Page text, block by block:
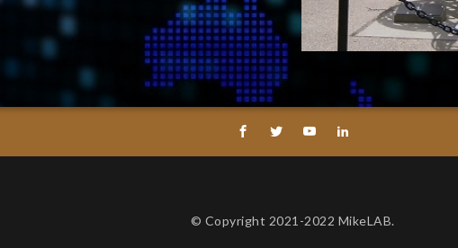
© Copyright 2021-2022 MikeLAB.